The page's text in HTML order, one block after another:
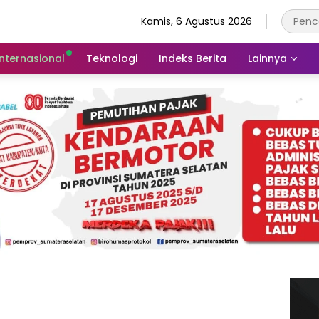
Kamis, 6 Agustus 2026
Teknologi Indeks Berita Lainnya